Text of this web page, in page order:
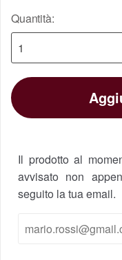
Quantità:
Il prodotto al
avvisato non
seguito la tua email.